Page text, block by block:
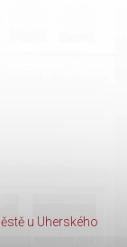
u Uherského